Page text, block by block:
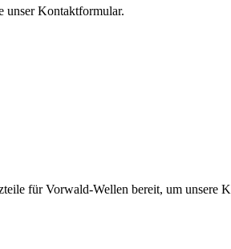
unser Kontaktformular.
für Vorwald-Wellen bereit, um unsere